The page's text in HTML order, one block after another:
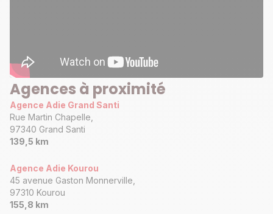
Agences à proximité
Agence Adie Grand Santi
Rue Martin Chapelle,
97340 Grand Santi
139,5 km
Agence Adie Kourou
45 avenue Gaston Monnerville,
97310 Kourou
155,8 km